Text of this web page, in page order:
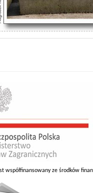
współfinansowany ze środków